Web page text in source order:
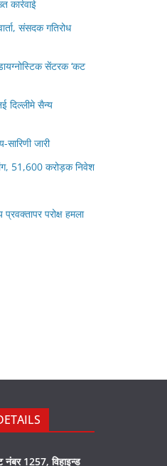
कार्रवाई
संसदक गतिरोध
सेंटरक ‘कट
दिल्लीमे सैन्य
जारी
51,600 करोड़क निवेश
परोक्ष हमला
नंबर 1257, विहाइन्ड